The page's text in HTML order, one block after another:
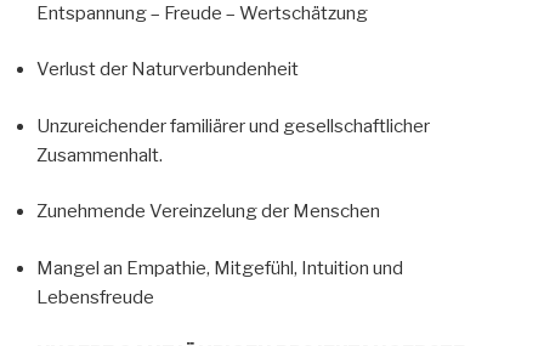
Entspannung – Freude – Wertschätzung
Verlust der Naturverbundenheit
Unzureichender familiärer und gesellschaftlicher
Zusammenhalt.
Zunehmende Vereinzelung der Menschen
Mangel an Empathie, Mitgefühl, Intuition und
Lebensfreude